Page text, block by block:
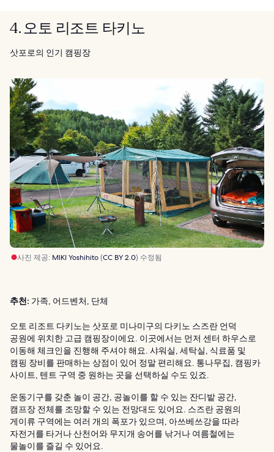
4. 오토 리조트 타키노
삿포로의 인기 캠핑장
사진 제공: MIKI Yoshihito(CC BY 2.0) 수정됨
추천: 가족, 어드벤처, 단체
오토 리조트 다키노는 삿포로 미나미구의 다키노 스즈란 언덕
공원에 위치한 고급 캠핑장이에요. 이곳에서는 먼저 센터 하우스로
이동해 체크인을 진행해 주셔야 해요. 샤워실, 세탁실, 식료품 및
캠핑 장비를 판매하는 상점이 있어 정말 편리해요. 통나무집, 캠핑카
사이트, 텐트 구역 중 원하는 곳을 선택하실 수도 있죠.
운동기구를 갖춘 놀이 공간, 공놀이를 할 수 있는 잔디밭 공간,
캠프장 전체를 조망할 수 있는 전망대도 있어요. 스즈란 공원의
게이류 구역에는 여러 개의 폭포가 있으며, 아쓰베쓰강을 따라
자전거를 타거나 산천어와 무지개 송어를 낚거나 여름철에는
물놀이를 즐길 수 있어요.